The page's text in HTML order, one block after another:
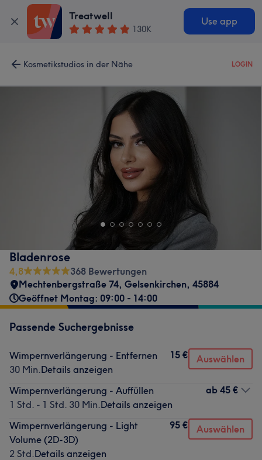
Treatwell
130K
Use app
Kosmetikstudios in der Nähe LOGIN
Bladenrose
4,8
368 Bewertungen
Mechtenbergstraße 74, Gelsenkirchen, 45884
Geöffnet Montag: 09:00 - 14:00
Passende Suchergebnisse
Wimpernverlängerung - Entfernen
30 Min.Details anzeigen
15 € Auswählen
Wimpernverlängerung - Auffüllen
1 Std. - 1 Std. 30 Min.Details anzeigen
ab 45 €
Wimpernverlängerung - Light
Volume (2D-3D)
2 Std.Details anzeigen
95 € Auswählen